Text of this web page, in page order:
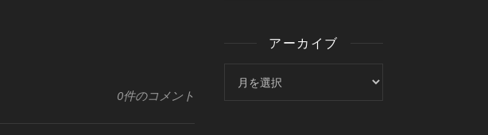
0件のコメント
アーカイブ